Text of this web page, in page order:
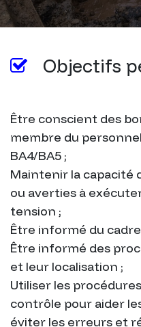
Objectifs
Être conscient des
membre du
BA4/BA5 ;
Maintenir la capacité
ou averties à
tension ;
Être informé du
Être informé des
et leur localisation ;
Utiliser les
contrôle pour aider
éviter les erreurs et